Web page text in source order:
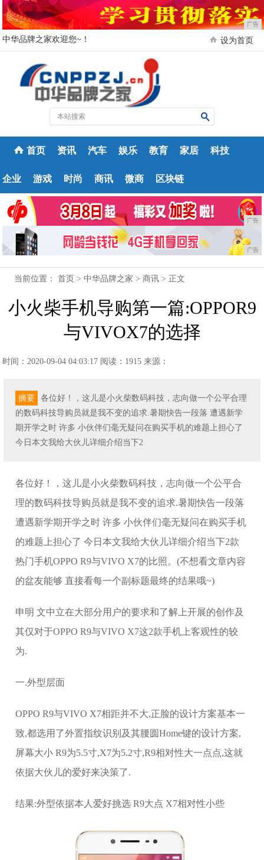
广告
中华品牌之家欢迎您~！ 设为首页
首页 资讯 汽车 娱乐 教育 家居 科技
企业 游戏 时尚 商讯 微商 区块链
广告
广告
当前位置：首页 >中华品牌之家 >商讯 > 正文
小火柴手机导购第一篇:OPPOR9
与VIVOX7的选择
时间：2020-09-04 04:03:17 阅读：1915 来源：
摘要
各位好！，这儿是小火柴数码科技，志向做一个公平合理
的数码科技导购员就是我不变的追求.暑期快告一段落 遭遇新学
期开学之时 许多 小伙伴们毫无疑问在购买手机的难题上担心了
今日本文我给大伙儿详细介绍当下2
各位好！，这儿是小火柴数码科技，志向做一个公平合
理的数码科技导购员就是我不变的追求.暑期快告一段落
遭遇新学期开学之时 许多 小伙伴们毫无疑问在购买手机
的难题上担心了 今日本文我给大伙儿详细介绍当下2款
热门手机OPPO R9与VIVO X7的比照。(不想看文章内容
的盆友能够 直接看每一个副标题最终的结果哦~)
申明 文中立在大部分用户的要求和了解上开展的创作及
其仅对于OPPO R9与VIVO X7这2款手机上客观性的较
为.
一.外型层面
OPPO R9与VIVO X7相距并不大,正脸的设计方案基本一
致,都选用了外置指纹识别及其腰圆Home键的设计方案,
屏幕大小 R9为5.5寸,X7为5.2寸,R9相对性大一点点,这就
依据大伙儿的爱好来决策了.
结果:外型依据本人爱好挑选 R9大点 X7相对性小些